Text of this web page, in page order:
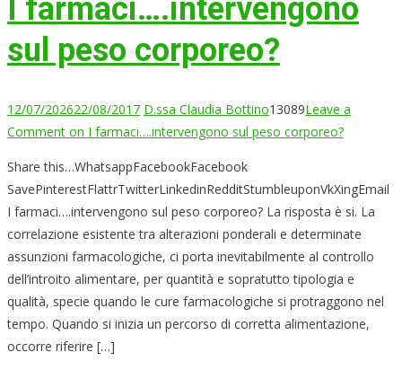
I farmaci….intervengono
sul peso corporeo?
12/07/202622/08/2017 D.ssa Claudia Bottino13089Leave a
Comment on I farmaci….intervengono sul peso corporeo?
Share this…WhatsappFacebookFacebook
SavePinterestFlattrTwitterLinkedinRedditStumbleuponVkXingEmail
I farmaci….intervengono sul peso corporeo? La risposta è si. La
correlazione esistente tra alterazioni ponderali e determinate
assunzioni farmacologiche, ci porta inevitabilmente al controllo
dell’introito alimentare, per quantità e sopratutto tipologia e
qualità, specie quando le cure farmacologiche si protraggono nel
tempo. Quando si inizia un percorso di corretta alimentazione,
occorre riferire […]